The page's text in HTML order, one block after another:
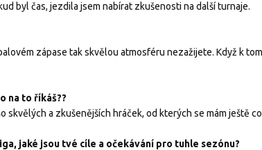
byl čas, jezdila jsem nabírat zkušenosti na další turnaje.
zápase tak skvělou atmosféru nezažijete. Když k
na to říkáš??
skvělých a zkušenějších hráček, od kterých se mám ještě
jaké jsou tvé cíle a očekávání pro tuhle sezónu?